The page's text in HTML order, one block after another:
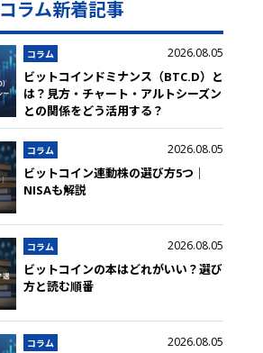
コラム新着記事
コラム 2026.08.05
ビットコインドミナンス（BTC.D）と
は？見方・チャート・アルトシーズン
との関係をどう活用する？
コラム 2026.08.05
ビットコイン連動株の選び方5つ｜
NISAも解説
コラム 2026.08.05
ビットコインの本はどれがいい？選び
方と読む順番
コラム 2026.08.05